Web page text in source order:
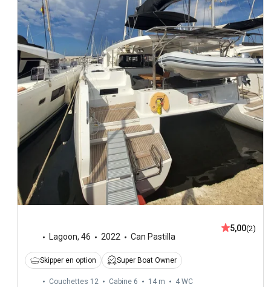
Lagoon, 46 2022 Can Pastilla
5,00(2)
Skipper en option Super Boat Owner
Couchettes 12 Cabine 6 14 m 4 WC